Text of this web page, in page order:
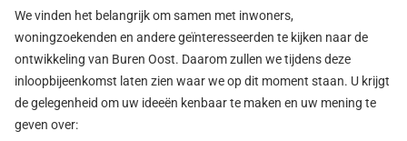
We vinden het belangrijk om samen met inwoners,
woningzoekenden en andere geïnteresseerden te kijken naar de
ontwikkeling van Buren Oost. Daarom zullen we tijdens deze
inloopbijeenkomst laten zien waar we op dit moment staan. U krijgt
de gelegenheid om uw ideeën kenbaar te maken en uw mening te
geven over: